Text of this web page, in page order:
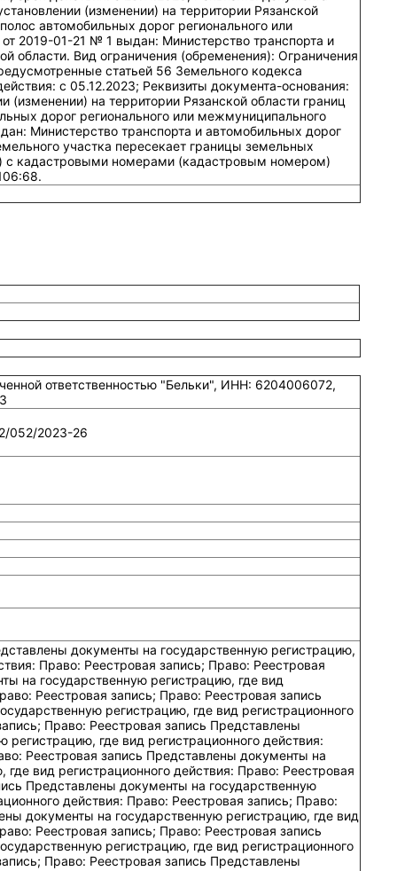
ответственностью "Бельки", ИНН: 6204006072,
052/2023-26
Представлены документы на государственную регистрацию, где вид регистрационного действия: Право: Реестровая запись; Право: Реестровая запись Представлены документы на государственную регистрацию, где вид регистрационного действия: Право: Реестровая запись; Право: Реестровая запись Представлены документы на государственную регистрацию, где вид регистрационного действия: Право: Реестровая запись; Право: Реестровая запись Представлены документы на государственную регистрацию, где вид регистрационного действия: Право: Реестровая запись; Право: Реестровая запись Представлены документы на государственную регистрацию, где вид регистрационного действия: Право: Реестровая запись; Право: Реестровая запись Представлены документы на государственную регистрацию, где вид регистрационного действия: Право: Реестровая запись; Право: Реестровая запись Представлены документы на государственную регистрацию, где вид регистрационного действия: Право: Реестровая запись; Право: Реестровая запись Представлены документы на государственную регистрацию, где вид регистрационного действия: Право: Реестровая запись; Право: Реестровая запись Представлены документы на государственную регистрацию, где вид регистрационного действия: Право: Реестровая запись; Право: Реестровая запись Представлены документы на государственную регистрацию, где вид регистрационного действия: Право: Реестровая запись; Право: Реестровая запись Представлены документы на государственную регистрацию, где вид регистрационного действия: Право: Реестровая запись; Право: Реестровая запись Представлены документы на государственную регистрацию, где вид регистрационного действия: Право: Реестровая запись; Право: Реестровая запись Представлены документы на государственную регистрацию, где вид регистрационного действия: Право: Реестровая запись; Право: Реестровая запись Представлены документы на государственную регистрацию, где вид регистрационного действия: Право: Реестровая запись; Право: Реестровая запись Представлены документы на государственную регистрацию, где вид регистрационного действия: Право: Реестровая запись; Право: Реестровая запись Представлены документы на государственную регистрацию, где вид регистрационного действия: Право: Реестровая запись; Право: Реестровая запись Представлены документы на государственную регистрацию, где вид регистрационного действия: Право: Реестровая запись; Право: Реестровая запись Представлены документы на государственную регистрацию, где вид регистрационного действия: Право: Реестровая запись; Право: Реестровая запись Представлены документы на государственную регистрацию, где вид регистрационного действия: Право: Реестровая запись; Право: Реестровая запись Представлены документы на государственную регистрацию, где вид регистрационного действия: Право: Реестровая запись; Право: Реестровая запись Представлены документы на государственную регистрацию, где вид регистрационного действия: Право: Реестровая запись; Право: Реестровая запись Представлены документы на государственную регистрацию, где вид регистрационного действия: Право: Реестровая запись; Право: Реестровая запись Представлены документы на государственную регистрацию, где вид регистрационного действия: Право: Реестровая запись; Право: Реестровая запись Представлены документы на государственную регистрацию, где вид регистрационного действия: Право: Реестровая запись; Право: Реестровая запись Представлены документы на государственную регистрацию, где вид регистрационного действия: Право: Реестровая запись; Право: Реестровая запись Представлены документы на государственную регистрацию, где вид регистрационного действия: Право: Реестровая запись; Право: Реестровая запись Представлены документы на государственную регистрацию, где вид регистрационного действия: Право: Реестровая запись; Право: Реестровая запись Представлены документы на государственную регистрацию, где вид регистрационного действия: Право: Реестровая запись; Право: Реестровая запись Представлены документы на государственную регистрацию, где вид регистрационного действия: Право: Реестровая запись; Право: Реестровая запись Представлены документы на государственную регистрацию, где вид регистрационного действия: Право: Реестровая запись; Право: Реестровая запись Представлены документы на государственную регистрацию, где вид регистрационного действия: Право: Реестровая запись; Право: Реестровая запись Представлены документы на государственную регистрацию, где вид регистрационного действия: Право: Реестровая запись; Право: Реестровая запись Представлены документы на государственную регистрацию, где вид регистрационного действия: Право: Реестровая запись; Право: Реестровая запись Представлены документы на государственную регистрацию, где вид регистрационного действия: Право: Реестровая запись; Право: Реестровая запись Представлены документы на государственную регистрацию, где вид регистрационного действия: Право: Реестровая запись; Право: Реестровая запись Представлены документы на государственную регистрацию, где вид регистрационного действия: Право: Реестровая запись; Право: Реестровая запись Представлены документы на государственную регистрацию, где вид регистрационного действия: Право: Реестровая запись; Право: Реестровая запись Представлены документы на государственную регистрацию, где вид регистрационного действия: Право: Реестровая запись; Право: Реестровая запись Представлены документы на государственную регистрацию, где вид регистрационного действия: Право: Реестровая запись; Право: Реестровая запись Представлены документы на государственную регистрацию, где вид регистрац